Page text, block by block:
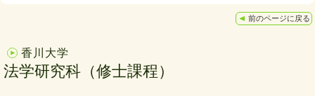
前のページに戻る
香川大学
法学研究科（修士課程）